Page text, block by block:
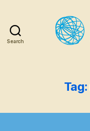
Search
Tag: